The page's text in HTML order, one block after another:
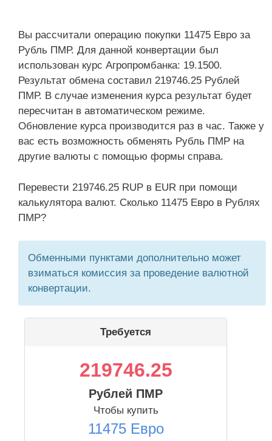
Вы рассчитали операцию покупки 11475 Евро за
Рубль ПМР. Для данной конвертации был
использован курс Агропромбанка: 19.1500.
Результат обмена составил 219746.25 Рублей
ПМР. В случае изменения курса результат будет
пересчитан в автоматическом режиме.
Обновление курса производится раз в час. Также у
вас есть возможность обменять Рубль ПМР на
другие валюты с помощью формы справа.
Перевести 219746.25 RUP в EUR при помощи
калькулятора валют. Сколько 11475 Евро в Рублях
ПМР?
Обменными пунктами дополнительно может
взиматься комиссия за проведение валютной
конвертации.
Требуется
219746.25
Рублей ПМР
Чтобы купить
11475 Евро